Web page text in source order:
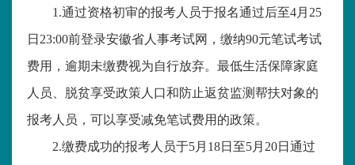
1.通过资格初审的报考人员于报名通过后至4月25
日23:00前登录安徽省人事考试网，缴纳90元笔试考试
费用，逾期未缴费视为自行放弃。最低生活保障家庭
人员、脱贫享受政策人口和防止返贫监测帮扶对象的
报考人员，可以享受减免笔试费用的政策。
2.缴费成功的报考人员于5月18日至5月20日通过